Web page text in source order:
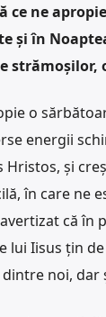
ce ne
și în
strămoșilor,
o
energii
Hristos, și
în care ne
că în
lui Iisus țin
noi, dar